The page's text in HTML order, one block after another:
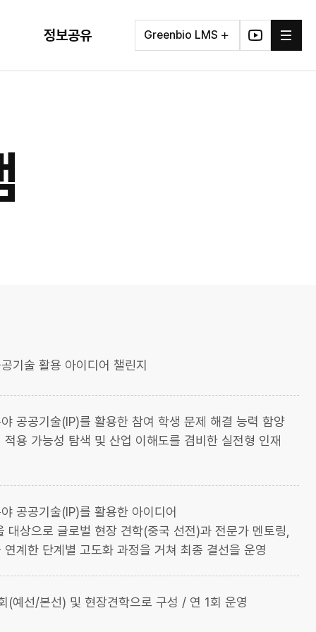
Greenbio LMS
정보공유
충남대학교
서울대학교
경희대학교
전남대학교
기술 활용 아이디어 챌린지
공공기술(IP)를 활용한 참여 학생 문제 해결 능력 함양
적용 가능성 탐색 및 산업 이해도를 겸비한 실전형 인재
공공기술(IP)를 활용한 아이디어
대상으로 글로벌 현장 견학(중국 선전)과 전문가 멘토링,
연계한 단계별 고도화 과정을 거쳐 최종 결선을 운영
(예선/본선) 및 현장견학으로 구성 / 연 1회 운영